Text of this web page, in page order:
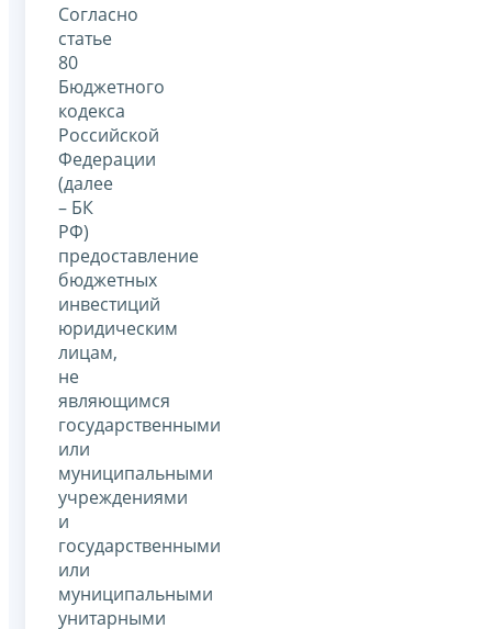
Согласно
статье
80
Бюджетного
кодекса
Российской
Федерации
(далее
– БК
РФ)
предоставление
бюджетных
инвестиций
юридическим
лицам,
не
являющимся
государственными
или
муниципальными
учреждениями
и
государственными
или
муниципальными
унитарными